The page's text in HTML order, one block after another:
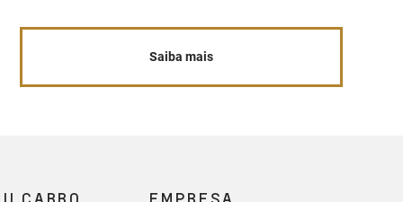
Saiba mais